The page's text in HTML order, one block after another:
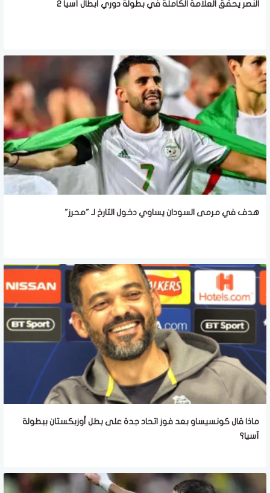
النصر يحقق العلامة الكاملة في بطولة دوري أبطال آسيا 2
هدف في مرمى السودان يساوي دخول التارخ لـ "محرز"
ماذا قال كونسيساو بعد فوز اتحاد جدة على بطل أوزبكستان ببطولة
آسيا؟